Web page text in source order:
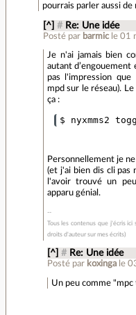
pourrais parler aussi de
[^] # Re: Une idée
Posté par barmic le 01
Je n'ai jamais bien
autant d’engouement
pas l'impression
mpd sur le réseau).
ça :
Personnellement je
(et j'ai bien dis cli pas
l'avoir trouvé un
apparu génial.
Tous les contenus que j'écris ici
droits d'auteur sur mes écrits)
[^] # Re: Une idée
Posté par koxinga le
Un peu comme